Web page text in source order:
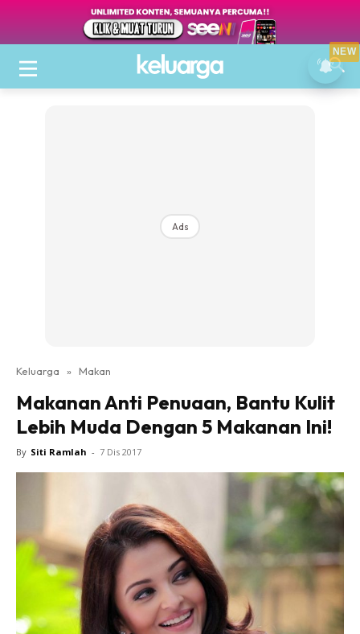
Ads
Keluarga » Makan
Makanan Anti Penuaan, Bantu Kulit
Lebih Muda Dengan 5 Makanan Ini!
By Siti Ramlah - 7 Dis 2017
NEW